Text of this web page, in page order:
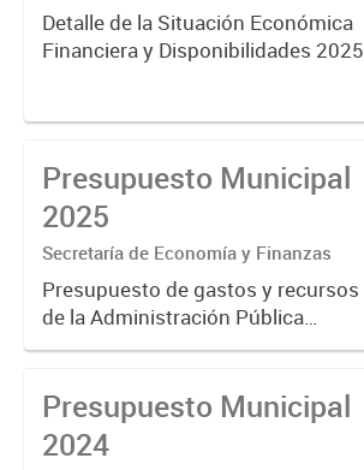
Detalle de la Situación Económica
Financiera y Disponibilidades 2025
Presupuesto Municipal
2025
Secretaría de Economía y Finanzas
Presupuesto de gastos y recursos
de la Administración Pública
Municipal para el ejercicio 2025.
Presupuesto Municipal
2024